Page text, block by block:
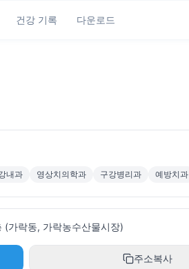
건강 기록 다운로드
내과 영상치의학과 구강병리과 예방치과
가락동, 가락농수산물시장)
주소복사